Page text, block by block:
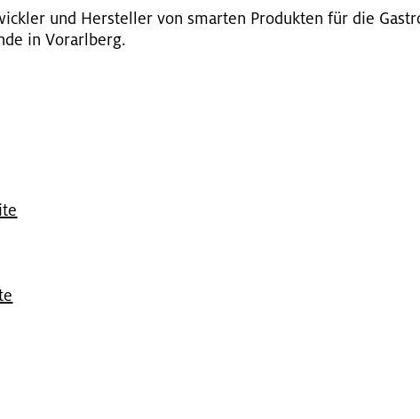
und Her­stel­ler von smar­ten Pro­duk­ten für die
in Vor­arl­berg.